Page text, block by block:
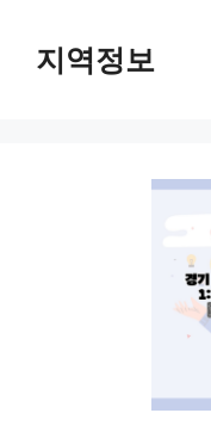
지역정보